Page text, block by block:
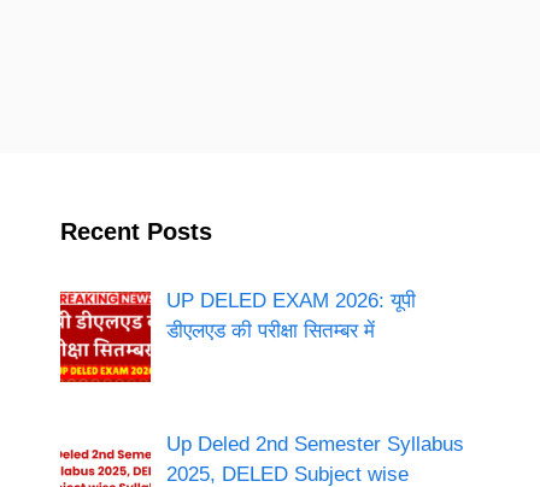
Recent Posts
UP DELED EXAM 2026: यूपी
डीएलएड की परीक्षा सितम्बर में
Up Deled 2nd Semester Syllabus
2025, DELED Subject wise